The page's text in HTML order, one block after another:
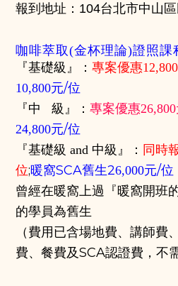
報到地址： 104台北市中山
咖啡萃取(金杯理論)證照課
『基礎級』： 專案優惠
10,800元/位
『中 級』： 專案優惠
24,800元/位
『基礎級 and 中級』： 同時
位;暖窩SCA舊生26,000元/位
曾經在暖窩上過『暖窩開班
的學員為舊生
（費用已含場地費、講師費
費、餐費及SCA認證費，不